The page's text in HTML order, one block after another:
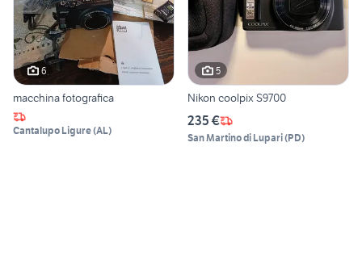
6
macchina fotografica
Cantalupo Ligure(AL)
5
Nikon coolpix S9700
235 €
San Martino di Lupari(PD)